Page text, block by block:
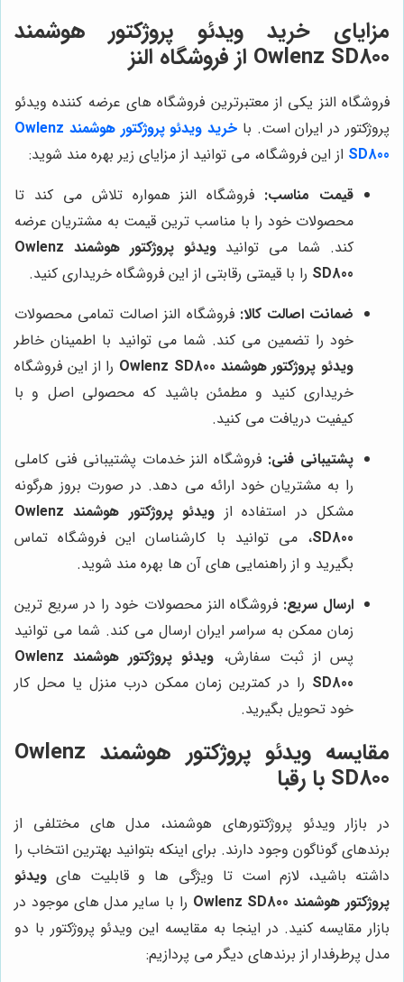
مزایای خرید ویدئو پروژکتور هوشمند
Owlenz SD800 از فروشگاه النز
فروشگاه النز یکی از معتبرترین فروشگاه های عرضه کننده ویدئو
پروژکتور در ایران است. با
خرید ویدئو پروژکتور هوشمند Owlenz
SD800 از این فروشگاه، می توانید از مزایای زیر بهره مند شوید:
قیمت مناسب: فروشگاه النز همواره تلاش می کند تا
محصولات خود را با مناسب ترین قیمت به مشتریان عرضه
کند. شما می توانید
ویدئو پروژکتور هوشمند Owlenz
SD800 را با قیمتی رقابتی از این فروشگاه خریداری کنید.
ضمانت اصالت کالا: فروشگاه النز اصالت تمامی محصولات
خود را تضمین می کند. شما می توانید با اطمینان خاطر
ویدئو پروژکتور هوشمند Owlenz SD800
را از این فروشگاه
خریداری کنید و مطمئن باشید که محصولی اصل و با
کیفیت دریافت می کنید.
پشتیبانی فنی: فروشگاه النز خدمات پشتیبانی فنی کاملی
را به مشتریان خود ارائه می دهد. در صورت بروز هرگونه
مشکل در استفاده از
ویدئو پروژکتور هوشمند Owlenz
SD800، می توانید با کارشناسان این فروشگاه تماس
بگیرید و از راهنمایی های آن ها بهره مند شوید.
ارسال سریع: فروشگاه النز محصولات خود را در سریع ترین
زمان ممکن به سراسر ایران ارسال می کند. شما می توانید
پس از ثبت سفارش،
ویدئو پروژکتور هوشمند Owlenz
SD800 را در کمترین زمان ممکن درب منزل یا محل کار
خود تحویل بگیرید.
مقایسه ویدئو پروژکتور هوشمند Owlenz
SD800 با رقبا
در بازار ویدئو پروژکتورهای هوشمند، مدل های مختلفی از
برندهای گوناگون وجود دارند. برای اینکه بتوانید بهترین انتخاب را
داشته باشید، لازم است تا ویژگی ها و قابلیت های ویدئو
پروژکتور هوشمند Owlenz SD800
را با سایر مدل های موجود در
بازار مقایسه کنید. در اینجا به مقایسه این ویدئو پروژکتور با دو
مدل پرطرفدار از برندهای دیگر می پردازیم: